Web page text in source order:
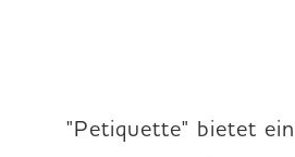
"Petiquette" bietet